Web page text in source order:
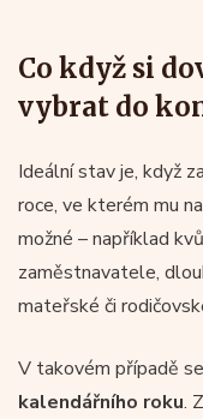
Co když si
vybrat do
Ideální stav je, když
roce, ve kterém mu
možné – například
zaměstnavatele,
mateřské či
V takovém případě
kalendářního roku.